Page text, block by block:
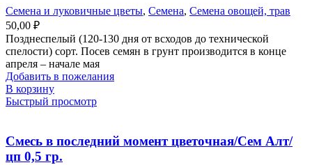
Семена и луковичные цветы, Семена, Семена овощей, трав
50,00 ₽
Позднеспелый (120-130 дня от всходов до технической
спелости) сорт. Посев семян в грунт производится в конце
апреля – начале мая
Добавить в пожелания
В корзину
Быстрый просмотр
Смесь в последний момент цветочная/Сем Алт/
цп 0,5 гр.